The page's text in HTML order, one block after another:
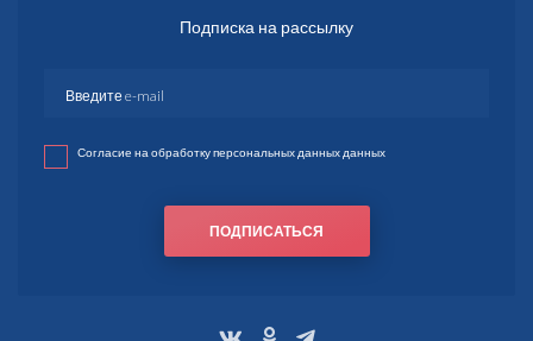
Подписка на рассылку
Согласие на обработку персональных данных данных
ПОДПИСАТЬСЯ